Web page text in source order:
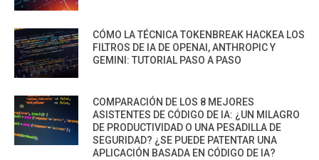
CÓMO LA TÉCNICA TOKENBREAK HACKEA LOS
FILTROS DE IA DE OPENAI, ANTHROPIC Y
GEMINI: TUTORIAL PASO A PASO
COMPARACIÓN DE LOS 8 MEJORES
ASISTENTES DE CÓDIGO DE IA: ¿UN MILAGRO
DE PRODUCTIVIDAD O UNA PESADILLA DE
SEGURIDAD? ¿SE PUEDE PATENTAR UNA
APLICACIÓN BASADA EN CÓDIGO DE IA?